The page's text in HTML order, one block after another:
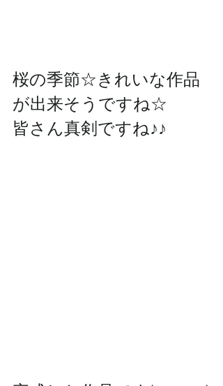
桜の季節☆きれいな作品
が出来そうですね☆
皆さん真剣ですね♪♪